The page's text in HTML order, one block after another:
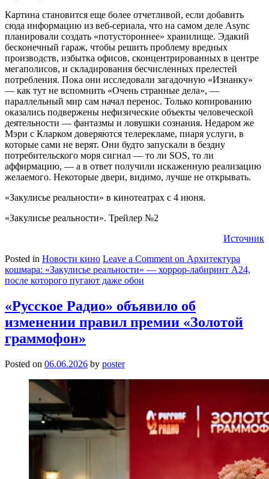
Картина становится еще более отчетливой, если добавить
сюда информацию из веб-сериала, что на самом деле Async
планировали создать «потустороннее» хранилище. Эдакий
бесконечный гараж, чтобы решить проблему вредных
производств, избытка офисов, сконцентрированных в центре
мегаполисов, и складирования бесчисленных прелестей
потребления. Пока они исследовали загадочную «Изнанку»
— как тут не вспомнить «Очень странные дела», —
параллельный мир сам начал перенос. Только копированию
оказались подвержены нефизические объекты человеческой
деятельности — фантазмы и ловушки сознания. Недаром же
Мэри с Кларком доверяются телерекламе, пиаря услуги, в
которые сами не верят. Они будто запускали в бездну
потребительского моря сигнал — то ли SOS, то ли
аффирмацию, — а в ответ получили искаженную реализацию
желаемого. Некоторые двери, видимо, лучше не открывать.
«Закулисье реальности» в кинотеатрах с 4 июня.
«Закулисье реальности». Трейлер №2
Источник
Posted in Новости кино Leave a Comment on Архитектура
кошмара: «Закулисье реальности» — хоррор-лабиринт А24,
после которого пугают даже обои
«Русское Радио» объявило об
изменении правил премии «Золотой
граммофон»
Posted on 06.06.2026 by poster